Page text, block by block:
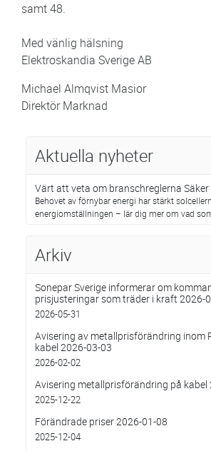
samt 48.
Med vänlig hälsning
Elektroskandia Sverige AB
Michael Almqvist Masior
Direktör Marknad
Aktuella nyheter
Värt att veta om branschreglerna Säker
Behovet av förnybar energi har stärkt
energiomställningen – lär dig mer om vad
Arkiv
Sonepar Sverige informerar om
prisjusteringar som träder i kraft 2026-
2026-05-31
Avisering av metallprisförändring inom
kabel 2026-03-03
2026-02-02
Avisering metallprisförändring på kabel
2025-12-22
Förändrade priser 2026-01-08
2025-12-04